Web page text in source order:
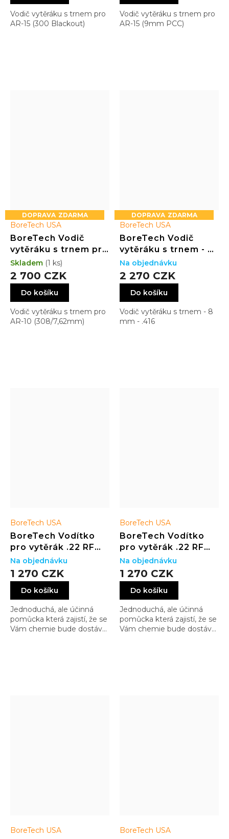
Vodič vytěráku s trnem pro
AR-15 (300 Blackout)
Vodič vytěráku s trnem pro
AR-15 (9mm PCC)
ZDARMA
BoreTech USA
BoreTech Vodič
vytěráku s trnem pro
AR-10 (308/7,62mm)
2 700 CZK
Do košíku
Vodič vytěráku s trnem pro
AR-10 (308/7,62mm)
Skladem (1 ks)
ZDARMA
BoreTech USA
BoreTech Vodič
vytěráku s trnem - 8
mm - .416
2 270 CZK
Do košíku
Vodič vytěráku s trnem - 8
mm - .416
Na objednávku
BoreTech USA
BoreTech Vodítko
pro vytěrák .22 RF
(TIKKA T1X)
1 270 CZK
Do košíku
Jednoduchá, ale účinná
pomůcka která zajistí, že se
Vám chemie bude dostávat
Na objednávku
BoreTech USA
BoreTech Vodítko
pro vytěrák .22 RF
(CZ
452/453/455/457)
1 270 CZK
Do košíku
Jednoduchá, ale účinná
pomůcka která zajistí, že se
Vám chemie bude dostávat
Na objednávku
BoreTech USA BoreTech USA